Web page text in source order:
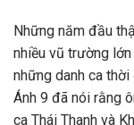
Những năm đầu
nhiều vũ trường
những danh ca
Ánh 9 đã nói rằng
ca Thái Thanh và